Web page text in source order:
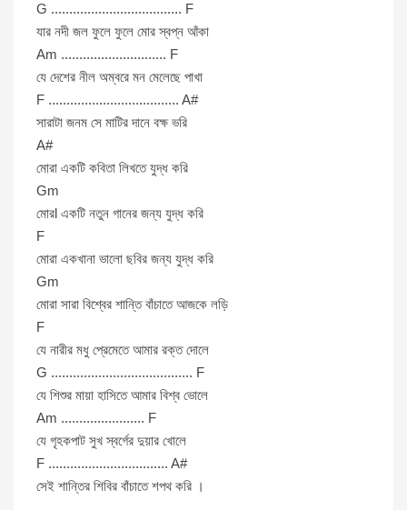
G .................................... F
যার নদী জল ফুলে ফুলে মোর স্বপ্ন আঁকা
Am ............................. F
যে দেশের নীল অম্বরে মন মেলেছে পাখা
F .................................... A#
সারাটা জনম সে মাটির দানে বক্ষ ভরি
A#
মোরা একটি কবিতা লিখতে যুদ্ধ করি
Gm
মোরl একটি নতুন গানের জন্য যুদ্ধ করি
F
মোরা একখানা ভালো ছবির জন্য যুদ্ধ করি
Gm
মোরা সারা বিশ্বের শান্তি বাঁচাতে আজকে লড়ি
F
যে নারীর মধু প্রেমেতে আমার রক্ত দোলে
G ....................................... F
যে শিশুর মায়া হাসিতে আমার বিশ্ব ভোলে
Am ....................... F
যে গৃহকপাট সুখ স্বর্গের দুয়ার খোলে
F ................................. A#
সেই শান্তির শিবির বাঁচাতে শপথ করি ।